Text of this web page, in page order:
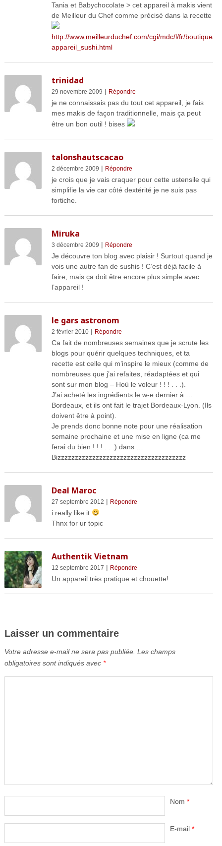
Tania et Babychocolate > cet appareil à makis vient
de Meilleur du Chef comme précisé dans la recette
http://www.meilleurduchef.com/cgi/mdc/l/fr/boutique/
appareil_sushi.html
trinidad
29 novembre 2009 | Répondre
je ne connaissais pas du tout cet appareil, je fais
mes makis de façon traditionnelle, mais ça peut
être un bon outil ! bises
talonshautscacao
2 décembre 2009 | Répondre
je crois que je vais craquer pour cette ustensile qui
simplifie la vie car côté dextérité je ne suis pas
fortiche.
Miruka
3 décembre 2009 | Répondre
Je découvre ton blog avec plaisir ! Surtout quand je
vois une autre fan de sushis ! C’est déjà facile à
faire, mais ça doit être encore plus simple avec
l’appareil !
le gars astronom
2 février 2010| Répondre
Ca fait de nombreuses semaines que je scrute les
blogs pour quérir quelques techniques, et ta
recette est celle qui m’inspire le mieux (comme de
nombreuses que j’ai refaites, réadaptées et qui
sont sur mon blog – Hoù le voleur ! ! ! . . .).
J’ai acheté les ingrédients le w-e dernier à …
Bordeaux, et ils ont fait le trajet Bordeaux-Lyon. (Ils
doivent être à point).
Je prends donc bonne note pour une réalisation
semaine prochaine et une mise en ligne (ca me
ferai du bien ! ! ! . . .) dans …
Bizzzzzzzzzzzzzzzzzzzzzzzzzzzzzzzzzzzzz
Deal Maroc
27 septembre 2012 | Répondre
i really like it
Thnx for ur topic
Authentik Vietnam
12 septembre 2017 | Répondre
Un appareil très pratique et chouette!
Laisser un commentaire
Votre adresse e-mail ne sera pas publiée. Les champs
obligatoires sont indiqués avec *
Nom *
E-mail *